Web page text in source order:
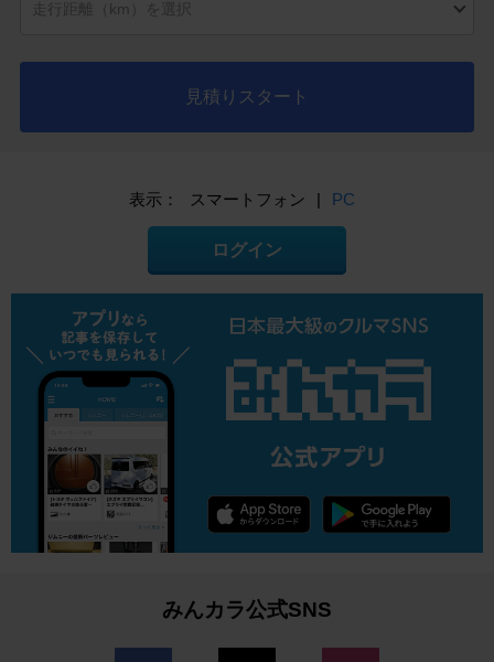
見積りスタート
表示： スマートフォン | PC
ログイン
みんカラ公式SNS